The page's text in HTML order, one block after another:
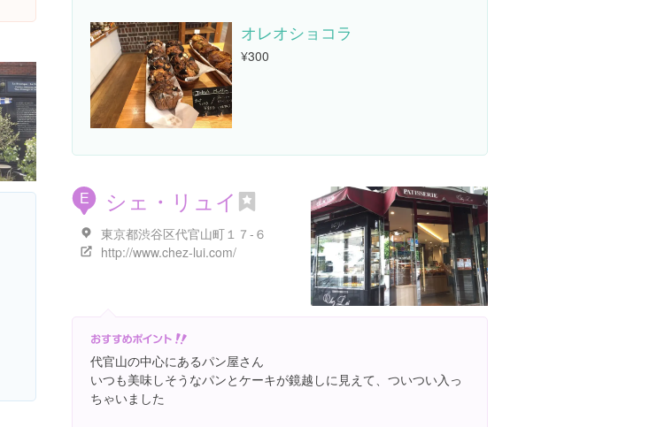
オレオショコラ
¥300
E シェ・リュイ
東京都渋谷区代官山町１７-６
http://www.chez-lui.com/
代官山の中心にあるパン屋さん
いつも美味しそうなパンとケーキが鏡越しに見えて、ついつい入っ
ちゃいました